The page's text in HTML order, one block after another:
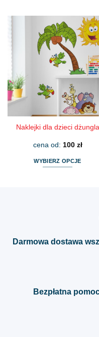
ma
wiele
wariantów.
Opcje
można
wybrać
stronie
produktu
Naklejki dla dzieci dżungla
cena od: 100 zł
WYBIERZ OPCJE
Darmowa dostawa
Bezpłatna